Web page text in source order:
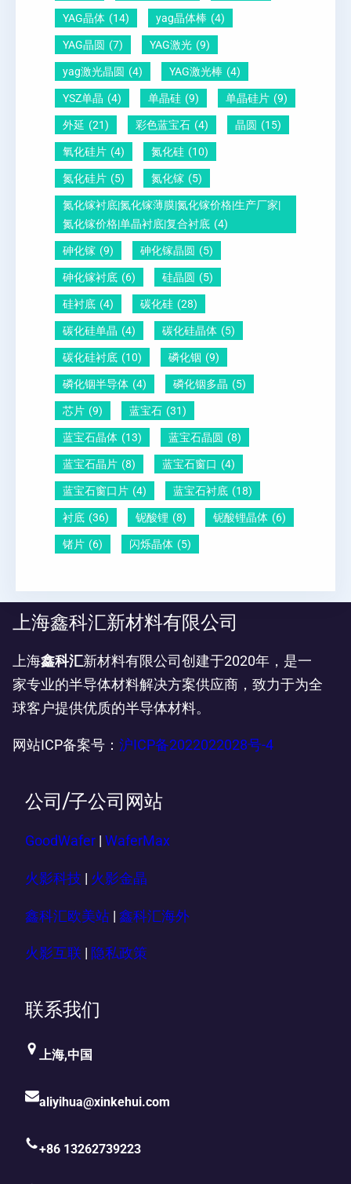
说
明
1
怎
么
测
压
电
晶
圆
钛
铅
晶
圆
YAG晶体 (14) yag晶体棒 (4)
YAG晶圆 (7) YAG激光 (9)
yag激光晶圆 (4) YAG激光棒 (4)
YSZ单晶 (4) 单晶硅 (9) 单晶硅片 (9)
外延 (21) 彩色蓝宝石 (4) 晶圆 (15)
氧化硅片 (4) 氮化硅 (10)
氮化硅片 (5) 氮化镓 (5)
氮化镓衬底|氮化镓薄膜|氮化镓价格|生产厂家|
氮化镓价格|单晶衬底|复合衬底 (4)
砷化镓 (9) 砷化镓晶圆 (5)
砷化镓衬底 (6) 硅晶圆 (5)
硅衬底 (4) 碳化硅 (28)
碳化硅单晶 (4) 碳化硅晶体 (5)
碳化硅衬底 (10) 磷化铟 (9)
磷化铟半导体 (4) 磷化铟多晶 (5)
芯片 (9) 蓝宝石 (31)
蓝宝石晶体 (13) 蓝宝石晶圆 (8)
蓝宝石晶片 (8) 蓝宝石窗口 (4)
蓝宝石窗口片 (4) 蓝宝石衬底 (18)
衬底 (36) 铌酸锂 (8) 铌酸锂晶体 (6)
锗片 (6) 闪烁晶体 (5)
上海鑫科汇新材料有限公司
上海鑫科汇新材料有限公司创建于2020年，是一
家专业的半导体材料解决方案供应商，致力于为全
球客户提供优质的半导体材料。
网站ICP备案号： 沪ICP备2022022028号-4
公司/子公司网站
GoodWafer WaferMax
火影科技 火影金晶
鑫科汇欧美站 | 鑫科汇海外
火影互联 隐私政策
联系我们
上海,中国
aliyihua@xinkehui.com
+86 13262739223